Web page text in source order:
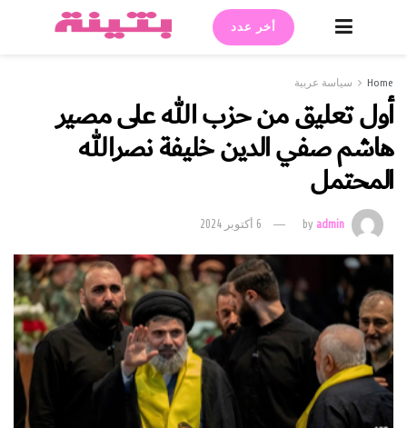
أخر عدد
Home سياسة عربية
أول تعليق من حزب الله على مصير
هاشم صفي الدين خليفة نصرالله
المحتمل
byadmin 6 أكتوبر 2024